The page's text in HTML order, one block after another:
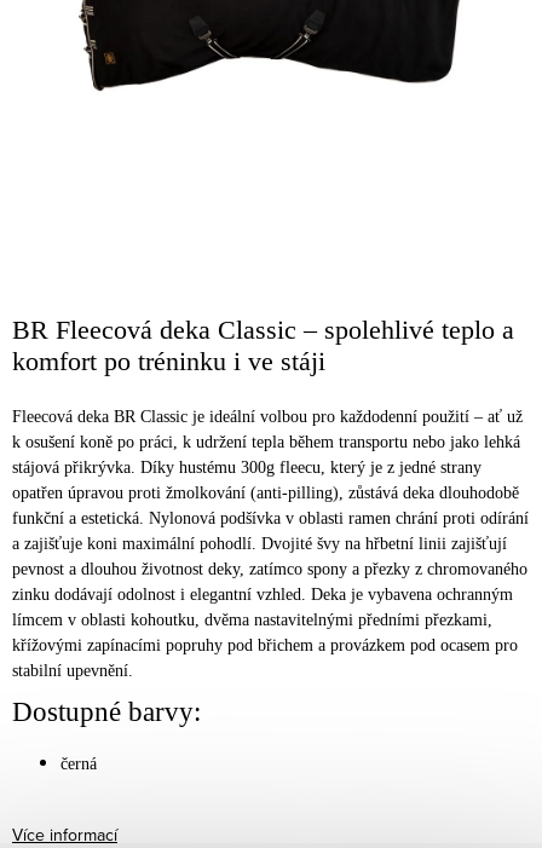
BR Fleecová deka Classic – spolehlivé teplo a
komfort po tréninku i ve stáji
Fleecová deka BR Classic je ideální volbou pro každodenní použití – ať už
k osušení koně po práci, k udržení tepla během transportu nebo jako lehká
stájová přikrývka. Díky hustému 300g fleecu, který je z jedné strany
opatřen úpravou proti žmolkování (anti-pilling), zůstává deka dlouhodobě
funkční a estetická. Nylonová podšívka v oblasti ramen chrání proti odírání
a zajišťuje koni maximální pohodlí. Dvojité švy na hřbetní linii zajišťují
pevnost a dlouhou životnost deky, zatímco spony a přezky z chromovaného
zinku dodávají odolnost i elegantní vzhled. Deka je vybavena ochranným
límcem v oblasti kohoutku, dvěma nastavitelnými předními přezkami,
křížovými zapínacími popruhy pod břichem a provázkem pod ocasem pro
stabilní upevnění.
Dostupné barvy:
černá
Více informací